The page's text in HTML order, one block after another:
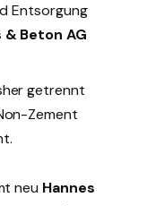
Entsorgung
& Beton AG
getrennt
Zement
neu Hannes